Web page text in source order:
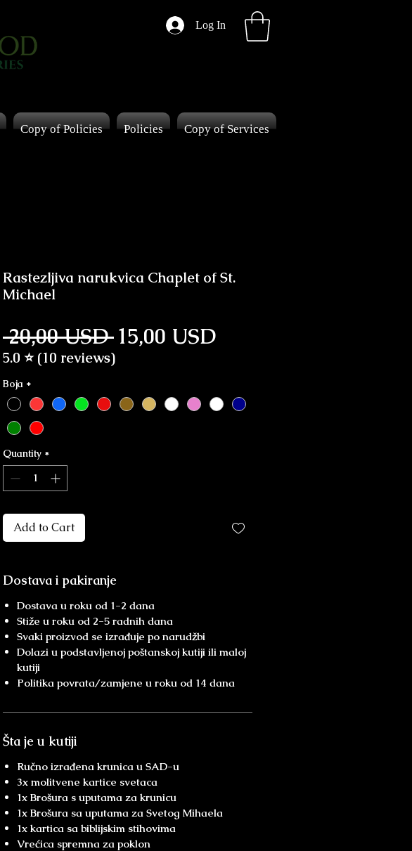
Log In
Copy of Policies Policies Copy of Services
Rastezljiva narukvica Chaplet of St.
Michael
20,00 USD Regular Price
15,00 USDSale Price
5.0 ⭐ (10 reviews)
Boja *
Quantity *
Add to Cart
Dostava i pakiranje
Dostava u roku od 1-2 dana
Stiže u roku od 2-5 radnih dana
Svaki proizvod se izrađuje po narudžbi
Dolazi u podstavljenoj poštanskoj kutiji ili maloj
kutiji
Politika povrata/zamjene u roku od 14 dana
Šta je u kutiji
Ručno izrađena krunica u SAD-u
3x molitvene kartice svetaca
1x Brošura s uputama za krunicu
1x Brošura sa uputama za Svetog Mihaela
1x kartica sa biblijskim stihovima
Vrećica spremna za poklon